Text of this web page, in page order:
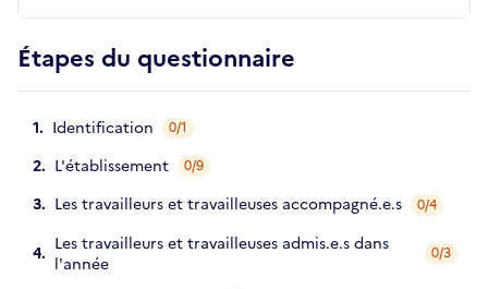
Étapes du questionnaire
Identification 0/1
L'établissement 0/9
Les travailleurs et travailleuses accompagné.e.s 0/4
Les travailleurs et travailleuses admis.e.s dans
l'année
0/3